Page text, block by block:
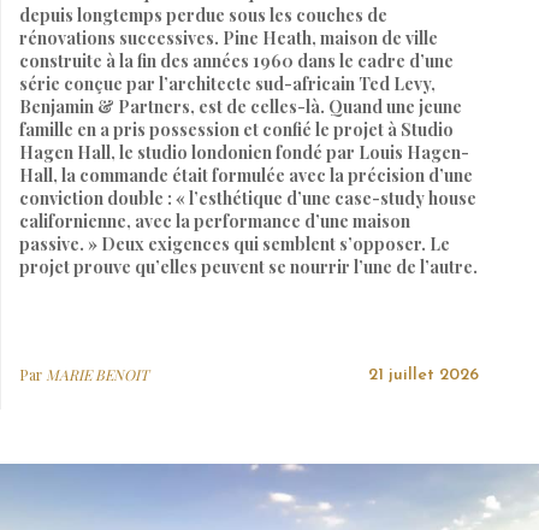
depuis longtemps perdue sous les couches de
rénovations successives. Pine Heath, maison de ville
construite à la fin des années 1960 dans le cadre d’une
série conçue par l’architecte sud-africain Ted Levy,
Benjamin & Partners, est de celles-là. Quand une jeune
famille en a pris possession et confié le projet à Studio
Hagen Hall, le studio londonien fondé par Louis Hagen-
Hall, la commande était formulée avec la précision d’une
conviction double : « l’esthétique d’une case-study house
californienne, avec la performance d’une maison
passive. » Deux exigences qui semblent s’opposer. Le
projet prouve qu’elles peuvent se nourrir l’une de l’autre.
Par MARIE BENOIT 21 juillet 2026